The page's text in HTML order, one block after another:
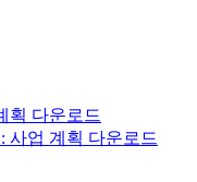
획 다운로드
사업 계획 다운로드